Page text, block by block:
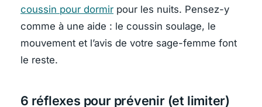
coussin pour dormir pour les nuits. Pensez-y
comme à une aide : le coussin soulage, le
mouvement et l’avis de votre sage-femme font
le reste.
6 réflexes pour prévenir (et limiter)